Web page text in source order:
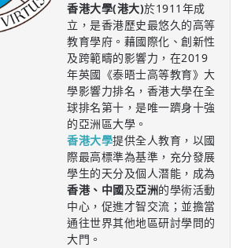
香港大學(港大)於1911年成
立，是香港歷史最悠久的高等
教育學府。藉國際化、創新性
及跨範疇的影響力，在2019
年英國《泰晤士高等教育》大
學影響力排名，香港大學在全
球排名第十，是唯一躋身十強
的亞洲區大學。
香港大學提供全人教育，以國
際最高標準為基準，充分發展
學生的天分及個人潛能，成為
香港、中國及亞洲的學術活動
中心，促進才智交流；並擔當
通往世界其他地區研討學問的
大門。